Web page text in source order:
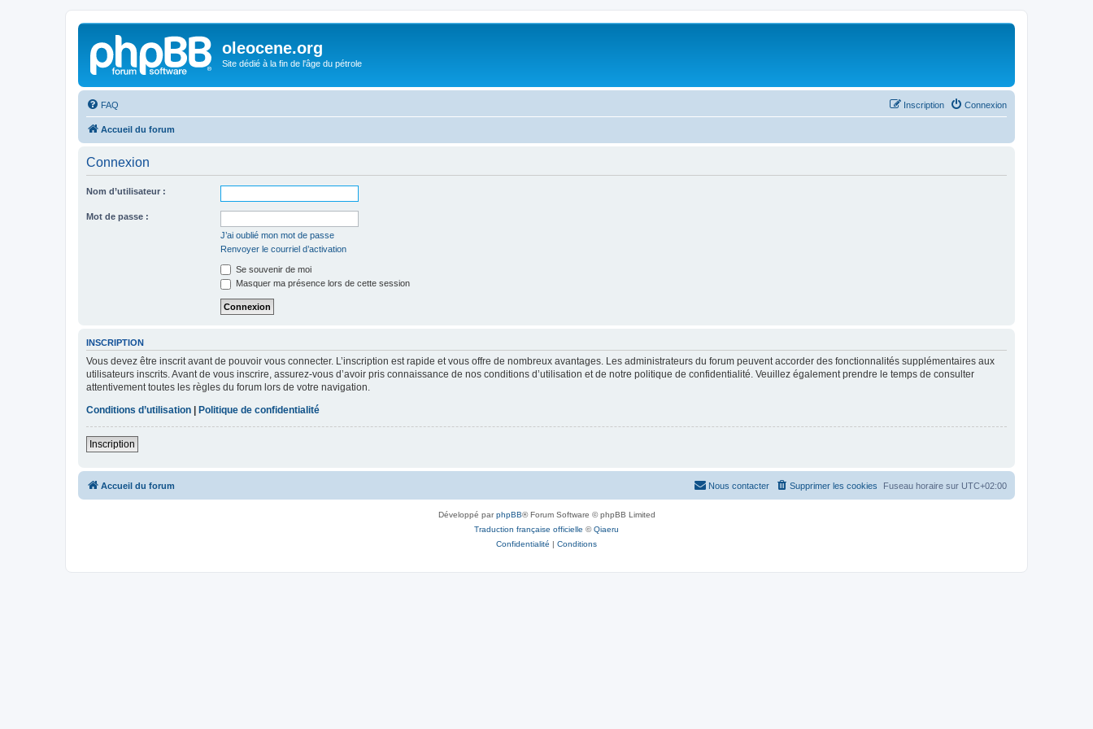
oleocene.org
Site dédié à la fin de l'âge du pétrole
FAQ Connexion
Inscription
Accueil du forum
Connexion
Nom d’utilisateur :
Mot de passe :
J’ai oublié mon mot de passe
Renvoyer le courriel d’activation
Se souvenir de moi
Masquer ma présence lors de cette session
INSCRIPTION
Vous devez être inscrit avant de pouvoir vous connecter. L’inscription est rapide et vous offre de nombreux avantages. Les administrateurs du forum peuvent accorder des fonctionnalités supplémentaires aux
utilisateurs inscrits. Avant de vous inscrire, assurez-vous d’avoir pris connaissance de nos conditions d’utilisation et de notre politique de confidentialité. Veuillez également prendre le temps de consulter
attentivement toutes les règles du forum lors de votre navigation.
Conditions d’utilisation
Politique de confidentialité
Inscription
Accueil du forum Fuseau horaire sur UTC+02:00
Supprimer les cookies
Nous contacter
Développé parphpBB® Forum Software © phpBB Limited
Traduction française officielle ©Qiaeru
Confidentialité | Conditions